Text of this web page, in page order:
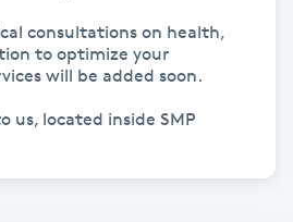
consultations on health,
to optimize your
will be added soon.
us, located inside SMP